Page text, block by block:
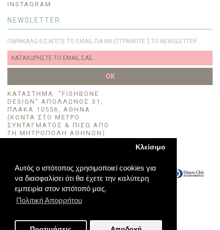
Αυτός ο ιστότοπος χρησιμοποιεί cookies για
να διασφαλίσει ότι θα έχετε την καλύτερη
εμπειρία στον ιστότοπό μας.
Πολιτική Απορρήτου
Κλείσιμο
INSTAGRAM
NEWSLETTER
ΠΑΡΑΚΑΛΏ ΕΙΣΆΓΕΤΕ ΤΟ EMAIL ΓΙΑ ΝΑ ΕΓΓΡΑΦΕΊΤΕ ΣΤΟ NEWSLETTER
OK
KΑΤΆΣΤΗΜΑ: "FISHBONE
DESIGN" ΑΠΌΛΛΩΝΟΣ 31,
ΠΛΆΚΑ 10556, ΑΘΉΝΑ
(ΚΟΝΤΆ ΣΤΟ ΜΈΤΡΟ
ΣΥΝΤΆΓΜΑΤΟΣ & ΠΙΣΩ ΑΠΟ
ΤΗ ΜΗΤΡΟΠΟΛΗ ΑΘΗΝΩΝ)